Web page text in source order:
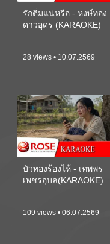
รักติ๋มแน่หรือ - หงษ์ทอง
ดาวอุดร (KARAOKE)
28 views • 10.07.2569
บัวทองร้องไห้ - เทพพร
เพชรอุบล(KARAOKE)
109 views • 06.07.2569